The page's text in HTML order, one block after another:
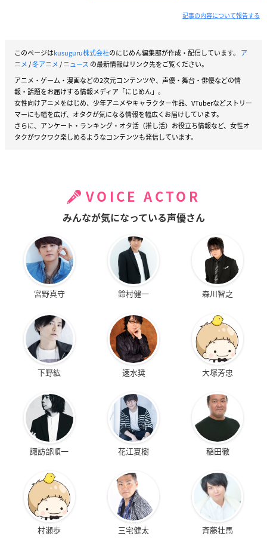
記事の内容について報告する
このページはkusuguru株式会社のにじめん編集部が作成・配信しています。 ア
ニメ/冬アニメ/ニュース の最新情報はリンク先をご覧ください。
アニメ・ゲーム・漫画などの2次元コンテンツや、声優・舞台・俳優などの情
報・話題をお届けする情報メディア「にじめん」。
女性向けアニメをはじめ、少年アニメやキャラクター作品、VTuberなどストリー
マーにも幅を広げ、オタクが気になる情報を幅広くお届けしています。
さらに、アンケート・ランキング・オタ活（推し活）お役立ち情報など、女性オ
タクがワクワク楽しめるようなコンテンツも発信しています。
VOICE ACTOR
みんなが気になっている声優さん
宮野真守 鈴村健一 森川智之
下野紘 速水奨 大塚芳忠
諏訪部順一 花江夏樹 稲田徹
村瀬歩 三宅健太 斉藤壮馬